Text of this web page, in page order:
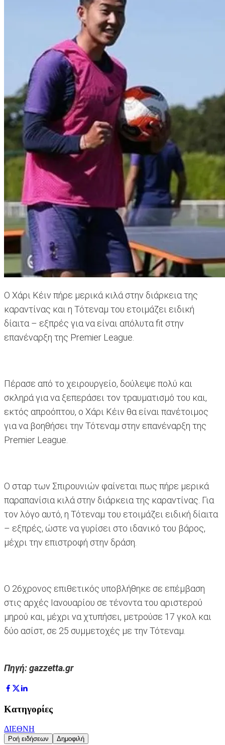
Ο Χάρι Κέιν πήρε μερικά κιλά στην διάρκεια της
καραντίνας και η Τότεναμ του ετοιμάζει ειδική
δίαιτα – εξπρές για να είναι απόλυτα fit στην
επανέναρξη της Premier League.
Πέρασε από το χειρουργείο, δούλεψε πολύ και
σκληρά για να ξεπεράσει τον τραυματισμό του και,
εκτός απροόπτου, ο Χάρι Κέιν θα είναι πανέτοιμος
για να βοηθήσει την Τότεναμ στην επανέναρξη της
Premier League.
Ο σταρ των Σπιρουνιών φαίνεται πως πήρε μερικά
παραπανίσια κιλά στην διάρκεια της καραντίνας. Για
τον λόγο αυτό, η Τότεναμ του ετοιμάζει ειδική δίαιτα
– εξπρές, ώστε να γυρίσει στο ιδανικό του βάρος,
μέχρι την επιστροφή στην δράση.
Ο 26χρονος επιθετικός υποβλήθηκε σε επέμβαση
στις αρχές Ιανουαρίου σε τένοντα του αριστερού
μηρού και, μέχρι να χτυπήσει, μετρούσε 17 γκολ και
δύο ασίστ, σε 25 συμμετοχές με την Τότεναμ.
Πηγή: gazzetta.gr
Κατηγορίες
ΔΙΕΘΝΗ
Ροή ειδήσεων Δημοφιλή